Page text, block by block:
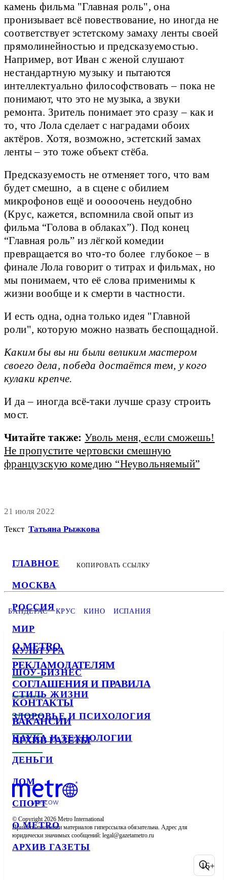
ГЛАВНОЕ
МОСКВА
РОССИЯ
МИР
КУЛЬТУРА
ШОУ-БИЗНЕС
СТИЛЬ ЖИЗНИ
ЗДОРОВЬЕ И ПСИХОЛОГИЯ
НАУКА И ТЕХНОЛОГИИ
ДЕНЬГИ
ДОМ
СПОРТ
О METRO
АРХИВ ГАЗЕТЫ
камень фильма "Главная роль", она
пронизывает всё повествование, но иногда не
соответствует эстетскому замаху ленты своей
прямолинейностью и предсказуемостью.
Например, вот Иван с женой слушают
нестандартную музыку и пытаются
интеллектуально философствовать – пока не
понимают, что это не музыка, а звуки
ремонта. Зритель понимает это сразу – как и
то, что Лола сделает с наградами обоих
актёров. Хотя, возможно, эстетский замах
ленты – это тоже объект стёба.
Предсказуемость не отменяет того, что вам
будет смешно, а в сцене с обилием
микрофонов ещё и ооооочень неудобно
(Крус, кажется, вспомнила свой опыт из
фильма “Голова в облаках”). Под конец
“Главная роль” из лёгкой комедии
превращается во что-то более глубокое – в
финале Лола говорит о титрах и фильмах, но
мы понимаем, что её слова применимы к
жизни вообще и к смерти в частности.
И есть одна, одна только идея "Главной
роли", которую можно назвать беспощадной.
Каким бы вы ни были великим мастером
своего дела, победа достаётся тем, у кого
кулаки крепче.
И да – иногда всё-таки лучше сразу строить
мост.
Читайте также:Уволь меня, если сможешь!
Не пропустите чертовски смешную
французскую комедию “Неувольняемый”
21 июля 2022
Текст Татьяна Рыжкова
КОПИРОВАТЬ ССЫЛКУ
БАНДЕРАС КРУС КИНО ИСПАНИЯ
О METRO
РЕКЛАМОДАТЕЛЯМ
СОГЛАШЕНИЯ И ПРАВИЛА
КОНТАКТЫ
ВАКАНСИИ
АРХИВ ГАЗЕТЫ
© Copyright 2026 Metro International
При использовании материалов гиперссылка обязательна. Адрес для
юридически значимых сообщений:
16+